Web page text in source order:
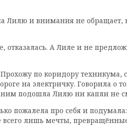
Лилю и внимания не обращает,
А Лиле и не
по коридору
на электричку. Говорила о
ним подошла Лилю ни капли не
пожалела про себя и
лишь мечты,